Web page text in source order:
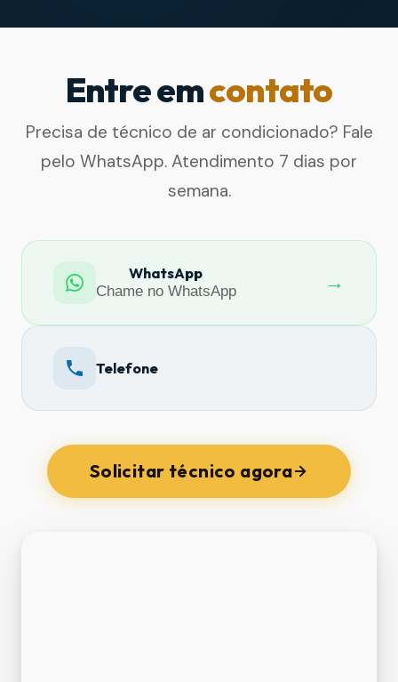
Entre emcontato
Precisa de técnico de ar condicionado? Fale
pelo WhatsApp. Atendimento 7 dias por
semana.
WhatsApp
Chame no WhatsApp
→
Telefone
Solicitar técnico agora